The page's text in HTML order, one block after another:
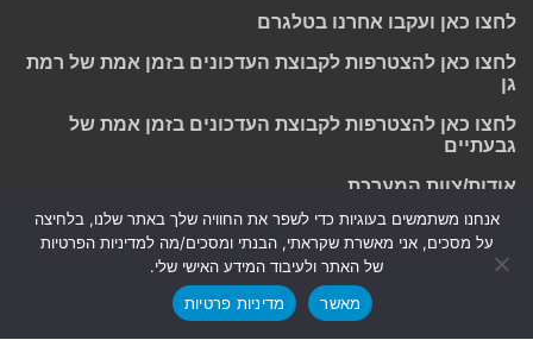
לחצו כאן ועקבו אחרנו בטלגרם
לחצו כאן להצטרפות לקבוצת העדכונים בזמן אמת של רמת
גן
לחצו כאן להצטרפות לקבוצת העדכונים בזמן אמת של
גבעתיים
אודות/צוות המערכת
Powered byNintay
אנחנו משתמשים בעוגיות כדי לשפר את החוויה שלך באתר שלנו, בלחיצה
על מסכים, אני מאשרת שקראתי, הבנתי ומסכים/מה למדיניות הפרטיות
של האתר ולעיבוד המידע האישי שלי.
מאשר
מדיניות פרטיות